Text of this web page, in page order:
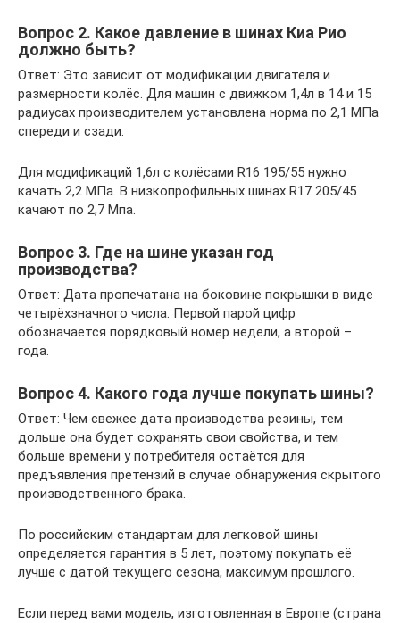
Вопрос 2. Какое давление в шинах Киа Рио
должно быть?
Ответ: Это зависит от модификации двигателя и
размерности колёс. Для машин с движком 1,4л в 14 и 15
радиусах производителем установлена норма по 2,1 МПа
спереди и сзади.
Для модификаций 1,6л с колёсами R16 195/55 нужно
качать 2,2 МПа. В низкопрофильных шинах R17 205/45
качают по 2,7 Мпа.
Вопрос 3. Где на шине указан год
производства?
Ответ: Дата пропечатана на боковине покрышки в виде
четырёхзначного числа. Первой парой цифр
обозначается порядковый номер недели, а второй –
года.
Вопрос 4. Какого года лучше покупать шины?
Ответ: Чем свежее дата производства резины, тем
дольше она будет сохранять свои свойства, и тем
больше времени у потребителя остаётся для
предъявления претензий в случае обнаружения скрытого
производственного брака.
По российским стандартам для легковой шины
определяется гарантия в 5 лет, поэтому покупать её
лучше с датой текущего сезона, максимум прошлого.
Если перед вами модель, изготовленная в Европе (страна